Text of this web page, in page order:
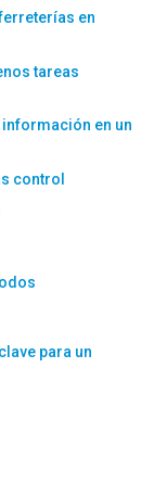
en
tareas
información en un
control
para un